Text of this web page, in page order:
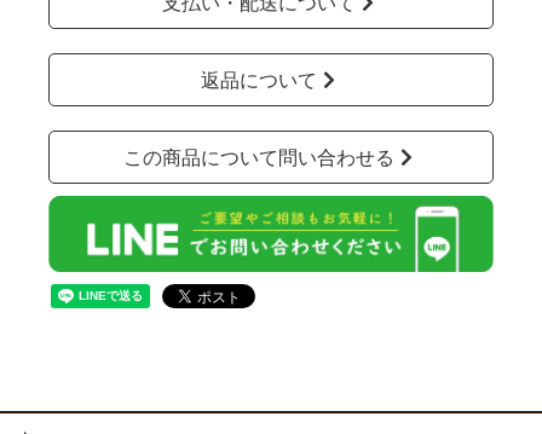
返品について
この商品について問い合わせる